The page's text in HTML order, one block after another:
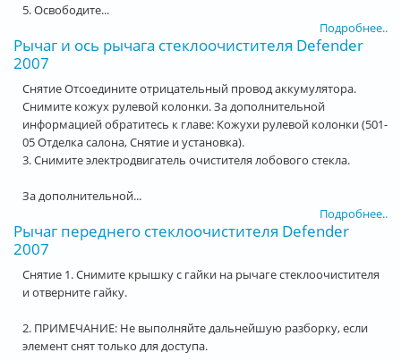
5. Освободите...
Подробнее..
Рычаг и ось рычага стеклоочистителя Defender
2007
Снятие Отсоедините отрицательный провод аккумулятора.
Снимите кожух рулевой колонки. За дополнительной
информацией обратитесь к главе: Кожухи рулевой колонки (501-
05 Отделка салона, Снятие и установка).
3. Снимите электродвигатель очистителя лобового стекла.
За дополнительной...
Подробнее..
Рычаг переднего стеклоочистителя Defender
2007
Снятие 1. Снимите крышку с гайки на рычаге стеклоочистителя
и отверните гайку.
2. ПРИМЕЧАНИЕ: Не выполняйте дальнейшую разборку, если
элемент снят только для доступа.